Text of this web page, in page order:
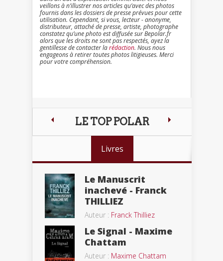
veillons à n’illustrer nos articles qu’avec des photos
fournis dans les dossiers de presse prévues pour cette
utilisation. Cependant, si vous, lecteur - anonyme,
distributeur, attaché de presse, artiste, photographe
constatez qu’une photo est diffusée sur Bepolar.fr
alors que les droits ne sont pas respectés, ayez la
gentillesse de contacter larédaction. Nous nous
engageons à retirer toutes photos litigieuses. Merci
pour votre compréhension.
LE TOP POLAR
Livres
Le Manuscrit
inachevé - Franck
THILLIEZ
Auteur : Franck Thilliez
Le Signal - Maxime
Chattam
Auteur : Maxime Chattam